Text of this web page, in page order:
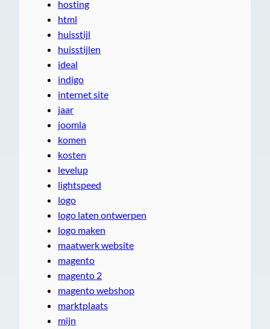
hosting
html
huisstijl
huisstijlen
ideal
indigo
internet site
jaar
joomla
komen
kosten
levelup
lightspeed
logo
logo laten ontwerpen
logo maken
maatwerk website
magento
magento 2
magento webshop
marktplaats
mijn